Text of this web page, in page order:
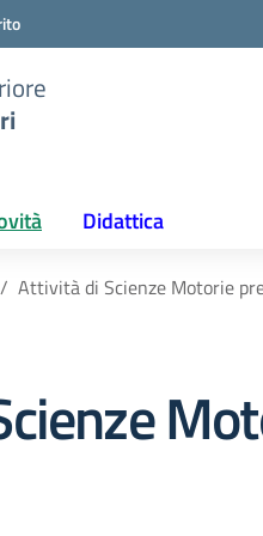
Didattica
Attività di Scienze Motorie